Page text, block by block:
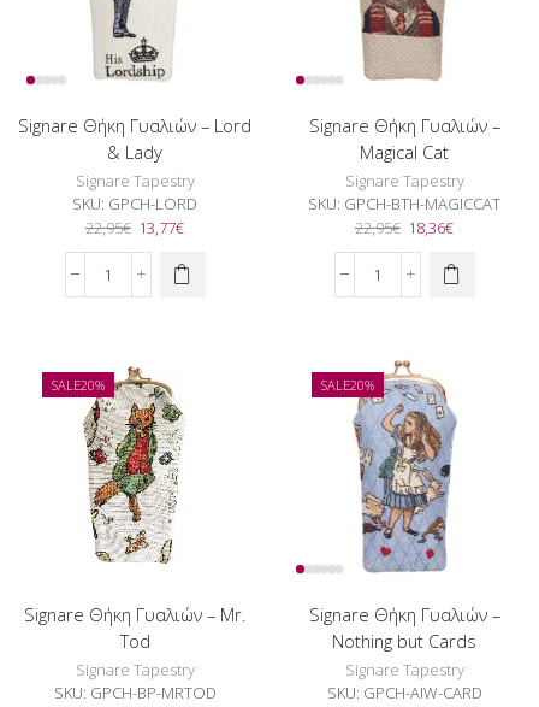
Signare Θήκη Γυαλιών – Lord
& Lady
Signare Tapestry
SKU: GPCH-LORD
22,95€ Original
price
was:
22,95€.
13,77€Η
τιμή
Signare
Lord
&
Lady
ποσότητα
Signare Θήκη Γυαλιών –
Magical Cat
Signare Tapestry
SKU: GPCH-BTH-MAGICCAT
22,95€ Original
price
was:
22,95€.
18,36€Η
τιμή
Signare
Magical
Cat
ποσότητα
SALE20%
Signare Θήκη Γυαλιών – Mr.
Tod
Signare Tapestry
SKU: GPCH-BP-MRTOD
SALE20%
Signare Θήκη Γυαλιών –
Nothing but Cards
Signare Tapestry
SKU: GPCH-AIW-CARD